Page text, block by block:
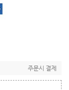
주문시 결제